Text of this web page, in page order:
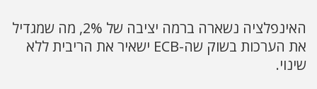
האינפלציה נשארה ברמה יציבה של 2%, מה שמגדיל
את הערכות בשוק שה-ECB ישאיר את הריבית ללא
שינוי.